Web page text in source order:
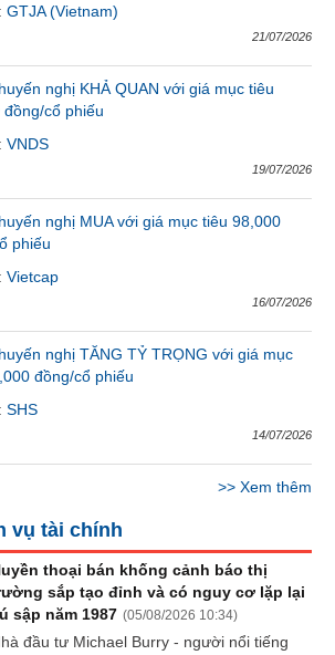
:GTJA (Vietnam)
21/07/2026
nghị KHẢ QUAN với giá mục tiêu
đồng/cổ phiếu
:VNDS
19/07/2026
nghị MUA với giá mục tiêu 98,000
phiếu
:Vietcap
16/07/2026
nghị TĂNG TỶ TRỌNG với giá mục
đồng/cổ phiếu
:SHS
14/07/2026
>> Xem thêm
vụ tài chính
thoại bán khống cảnh báo thị
sắp tạo đỉnh và có nguy cơ lặp lại
sập năm 1987 (05/08/2026 10:34)
đầu tư Michael Burry - người nổi tiếng
bộ